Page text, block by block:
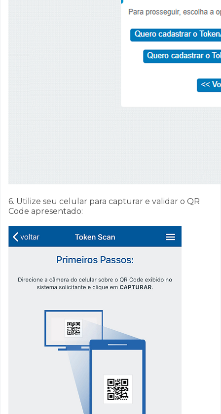
6. Utilize seu celular para capturar e validar o QR
Code apresentado: